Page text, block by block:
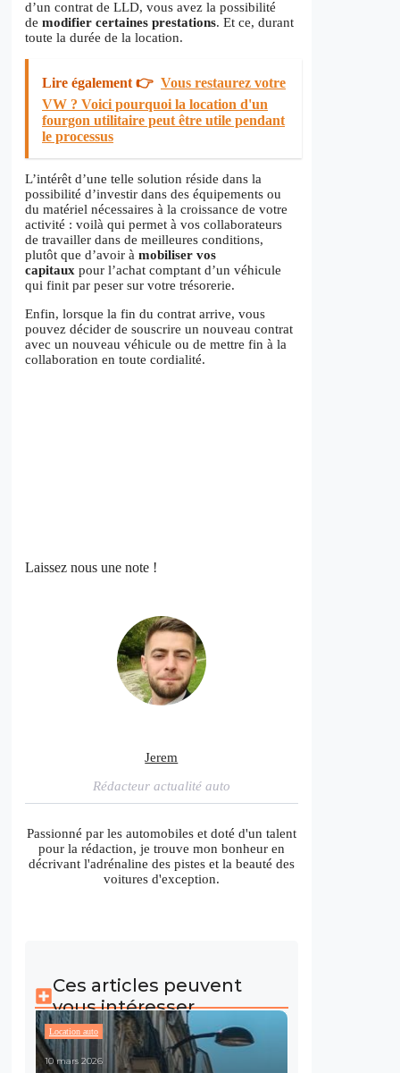
d’un contrat de LLD, vous avez la possibilité
de modifier certaines prestations. Et ce, durant
toute la durée de la location.
Lire également 👉 Vous restaurez votre
VW ? Voici pourquoi la location d'un
fourgon utilitaire peut être utile pendant
le processus
L’intérêt d’une telle solution réside dans la
possibilité d’investir dans des équipements ou
du matériel nécessaires à la croissance de votre
activité : voilà qui permet à vos collaborateurs
de travailler dans de meilleures conditions,
plutôt que d’avoir à mobiliser vos
capitaux pour l’achat comptant d’un véhicule
qui finit par peser sur votre trésorerie.
Enfin, lorsque la fin du contrat arrive, vous
pouvez décider de souscrire un nouveau contrat
avec un nouveau véhicule ou de mettre fin à la
collaboration en toute cordialité.
Laissez nous une note !
Jerem
Rédacteur actualité auto
Passionné par les automobiles et doté d'un talent
pour la rédaction, je trouve mon bonheur en
décrivant l'adrénaline des pistes et la beauté des
voitures d'exception.
Ces articles peuvent
vous intéresser
Location auto
10 mars 2026